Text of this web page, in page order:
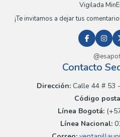
Vigilada
¡Te invitamos a dejar tus
Contacto
Dirección:Calle 44 # 53 -
Código
Línea Bogotá:
Línea Nacional: